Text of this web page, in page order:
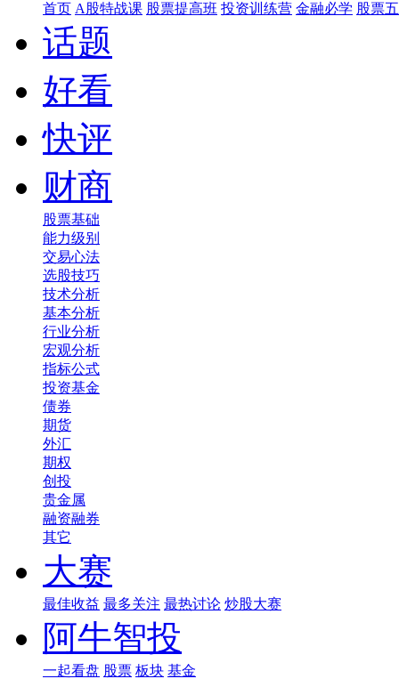
首页 A股特战课 股票提高班 投资训练营 金融必学 股票
话题
好看
快评
财商
股票基础
能力级别
交易心法
选股技巧
技术分析
基本分析
行业分析
宏观分析
指标公式
投资基金
债券
期货
外汇
期权
创投
贵金属
融资融券
其它
大赛
最佳收益 最多关注 最热讨论 炒股大赛
阿牛智投
一起看盘 股票 板块 基金